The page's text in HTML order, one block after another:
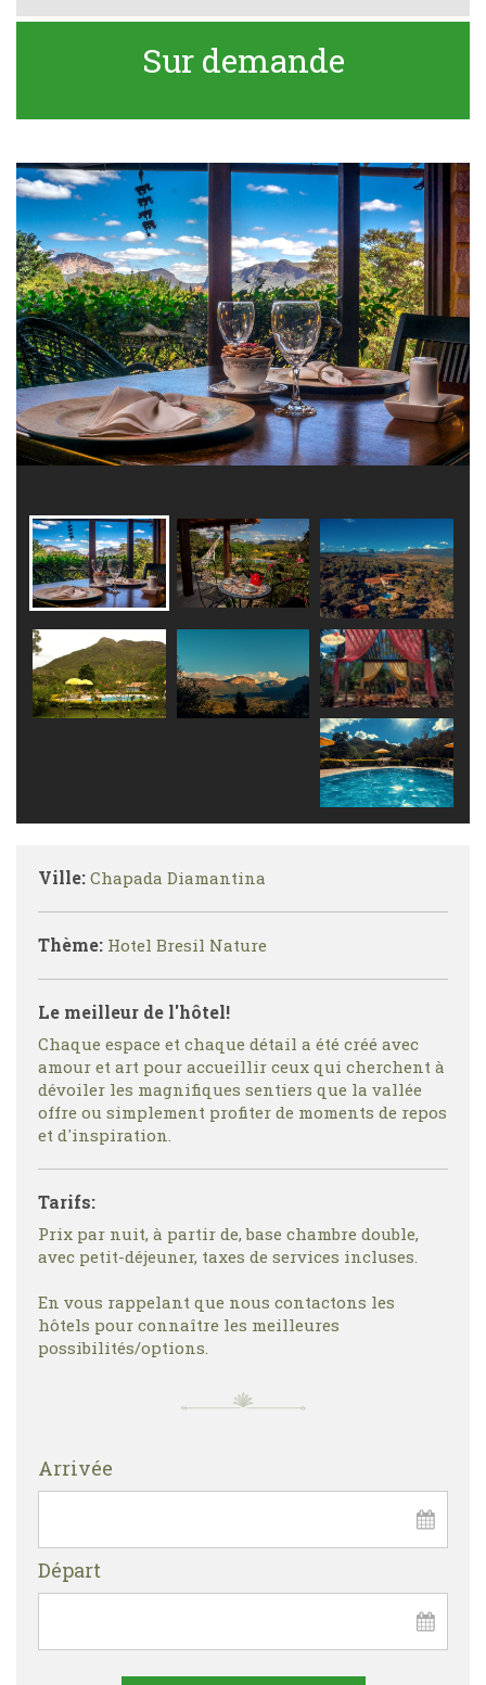
Sur demande
Ville: Chapada Diamantina
Thème: Hotel Bresil Nature
Le meilleur de l'hôtel!
Chaque espace et chaque détail a été créé avec
amour et art pour accueillir ceux qui cherchent à
dévoiler les magnifiques sentiers que la vallée
offre ou simplement profiter de moments de repos
et d'inspiration.
Tarifs:
Prix par nuit, à partir de, base chambre double,
avec petit-déjeuner, taxes de services incluses.
En vous rappelant que nous contactons les
hôtels pour connaître les meilleures
possibilités/options.
Arrivée
Départ